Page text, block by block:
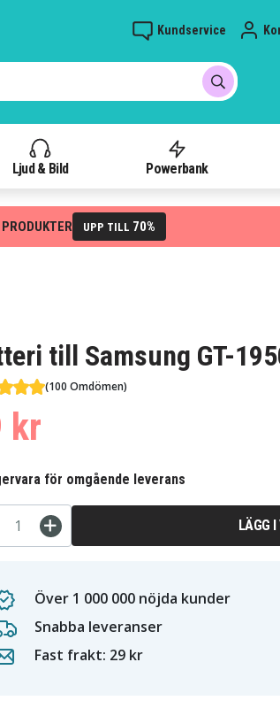
Kundservice
Ljud & Bild Powerbank
UPP TILL 70%
till Samsung GT-
(100 Omdömen)
kr
för omgående leverans
LÄGG
Över 1 000 000 nöjda kunder
Snabba leveranser
Fast frakt: 29 kr